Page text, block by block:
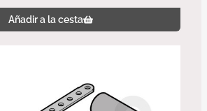
Añadir a la cesta